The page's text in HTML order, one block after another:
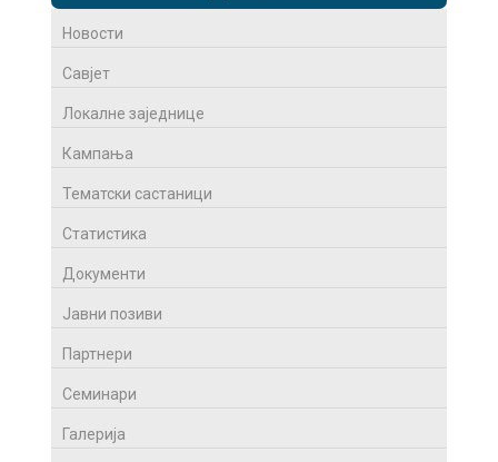
Новости
Савјет
Локалне заједнице
Кампања
Тематски састаници
Статистика
Документи
Јавни позиви
Партнери
Семинари
Галерија